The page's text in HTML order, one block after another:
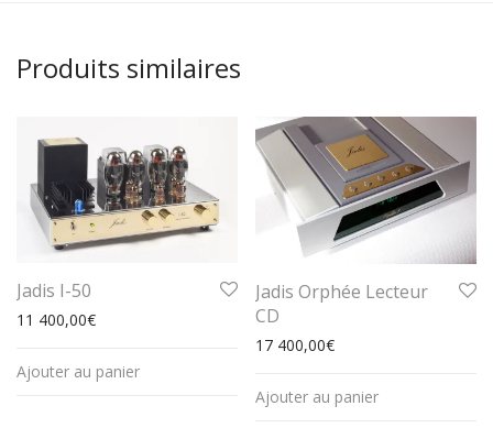
Produits similaires
Jadis I-50
11 400,00€
Ajouter au panier
Jadis Orphée Lecteur
CD
17 400,00€
Ajouter au panier